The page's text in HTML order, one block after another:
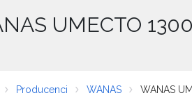
UMECTO 1300
Producenci WANAS WANAS